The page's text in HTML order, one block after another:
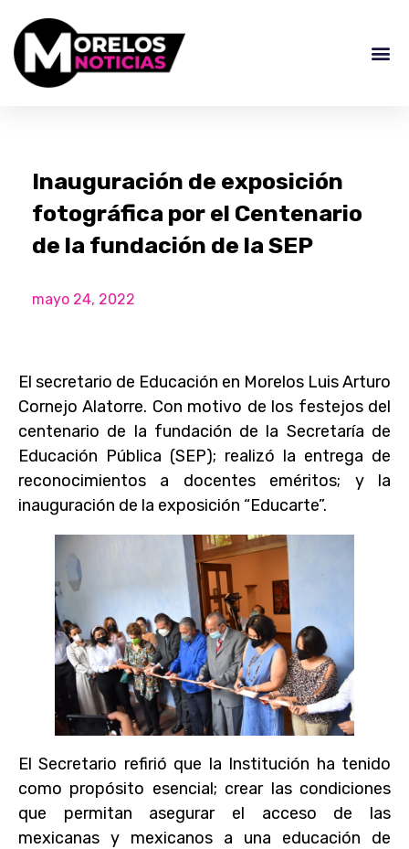
Inauguración de exposición
fotográfica por el Centenario
de la fundación de la SEP
mayo 24, 2022
El secretario de Educación en Morelos Luis Arturo
Cornejo Alatorre. Con motivo de los festejos del
centenario de la fundación de la Secretaría de
Educación Pública (SEP); realizó la entrega de
reconocimientos a docentes eméritos; y la
inauguración de la exposición “Educarte”.
El Secretario refirió que la Institución ha tenido
como propósito esencial; crear las condiciones
que permitan asegurar el acceso de las
mexicanas y mexicanos a una educación de